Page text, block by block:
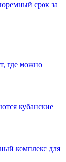
срок за
где можно
кубанские
комплекс для